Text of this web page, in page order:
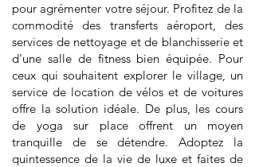
pour agrémenter votre séjour. Profitez de la
commodité des transferts aéroport, des
services de nettoyage et de blanchisserie et
d'une salle de fitness bien équipée. Pour
ceux qui souhaitent explorer le village, un
service de location de vélos et de voitures
offre la solution idéale. De plus, les cours
de yoga sur place offrent un moyen
tranquille de se détendre. Adoptez la
quintessence de la vie de luxe et faites de